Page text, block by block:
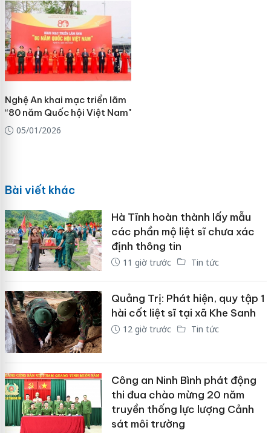
Nghệ An khai mạc triển lãm
“80 năm Quốc hội Việt Nam"
05/01/2026
Bài viết khác
Hà Tĩnh hoàn thành lấy mẫu
các phần mộ liệt sĩ chưa xác
định thông tin
11 giờ trước Tin tức
Quảng Trị: Phát hiện, quy tập 1
hài cốt liệt sĩ tại xã Khe Sanh
12 giờ trước Tin tức
Công an Ninh Bình phát động
thi đua chào mừng 20 năm
truyền thống lực lượng Cảnh
sát môi trường